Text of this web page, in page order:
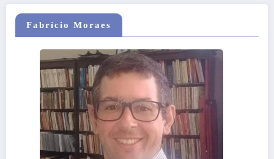
Fabrício Moraes